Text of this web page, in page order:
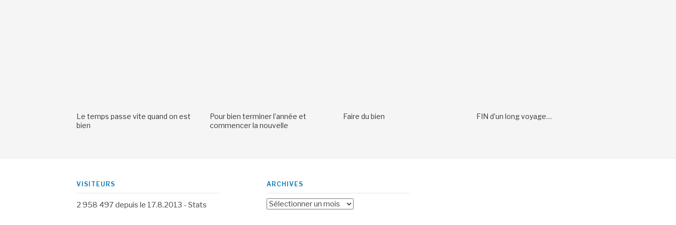
Le temps passe vite quand on est
bien
Pour bien terminer l’année et
commencer la nouvelle
Faire du bien FIN d’un long voyage…
VISITEURS
2 958 497depuis le 17.8.2013 - Stats
ARCHIVES
Archives